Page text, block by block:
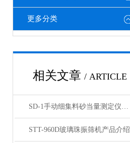
更多分类
相关文章 / ARTICLE
SD-1手动细集料砂当量测定仪产品展示
STT-960D玻璃珠振筛机产品介绍